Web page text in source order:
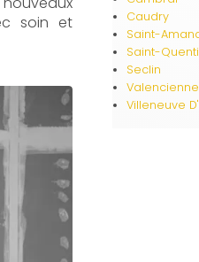
soin et
Caudry
Saint-
Saint-
Seclin
Villeneuve